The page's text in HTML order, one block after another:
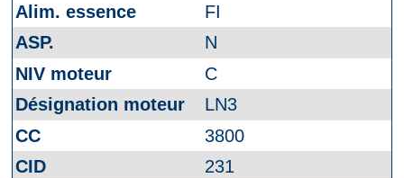
FI
N
C
LN3
3800
231